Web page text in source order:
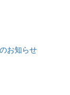
お知らせ